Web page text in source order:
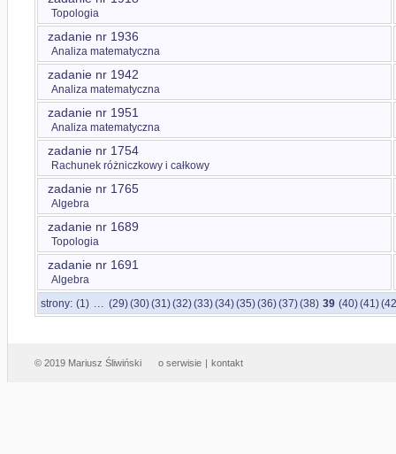
Topologia
zadanie nr 1936
Analiza matematyczna
zadanie nr 1942
Analiza matematyczna
zadanie nr 1951
Analiza matematyczna
zadanie nr 1754
Rachunek różniczkowy i całkowy
zadanie nr 1765
Algebra
zadanie nr 1689
Topologia
zadanie nr 1691
Algebra
strony: (1) ... (29)(30)(31)(32)(33)(34)(35)(36)(37)(38) 39 (40)(41)
© 2019 Mariusz Śliwiński o serwisie | kontakt